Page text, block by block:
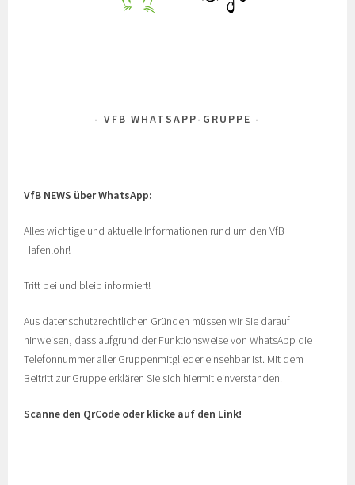
VFB WHATSAPP-GRUPPE
VfB NEWS über WhatsApp:
Alles wichtige und aktuelle Informationen rund um den VfB
Hafenlohr!
Tritt bei und bleib informiert!
Aus datenschutzrechtlichen Gründen müssen wir Sie darauf
hinweisen, dass aufgrund der Funktionsweise von WhatsApp die
Telefonnummer aller Gruppenmitglieder einsehbar ist. Mit dem
Beitritt zur Gruppe erklären Sie sich hiermit einverstanden.
Scanne den QrCode oder klicke auf den Link!